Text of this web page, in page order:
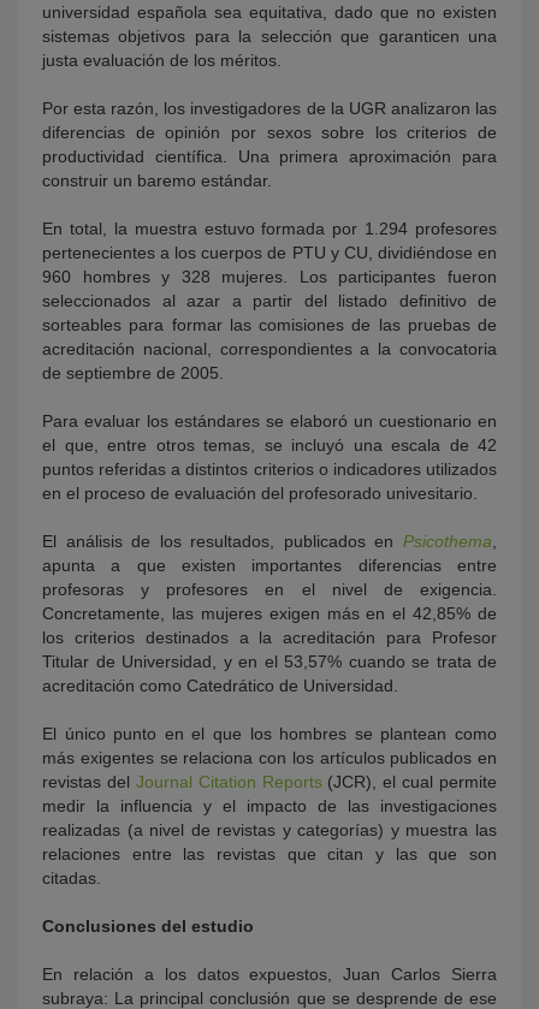
universidad española sea equitativa, dado que no existen
sistemas objetivos para la selección que garanticen una
justa evaluación de los méritos.
Por esta razón, los investigadores de la UGR analizaron las
diferencias de opinión por sexos sobre los criterios de
productividad científica. Una primera aproximación para
construir un baremo estándar.
En total, la muestra estuvo formada por 1.294 profesores
pertenecientes a los cuerpos de PTU y CU, dividiéndose en
960 hombres y 328 mujeres. Los participantes fueron
seleccionados al azar a partir del listado definitivo de
sorteables para formar las comisiones de las pruebas de
acreditación nacional, correspondientes a la convocatoria
de septiembre de 2005.
Para evaluar los estándares se elaboró un cuestionario en
el que, entre otros temas, se incluyó una escala de 42
puntos referidas a distintos criterios o indicadores utilizados
en el proceso de evaluación del profesorado univesitario.
El análisis de los resultados, publicados en Psicothema
apunta a que existen importantes diferencias entre
profesoras y profesores en el nivel de exigencia.
Concretamente, las mujeres exigen más en el 42,85% de
los criterios destinados a la acreditación para Profesor
Titular de Universidad, y en el 53,57% cuando se trata de
acreditación como Catedrático de Universidad.
El único punto en el que los hombres se plantean como
más exigentes se relaciona con los artículos publicados en
revistas del Journal Citation Reports(JCR), el cual permite
medir la influencia y el impacto de las investigaciones
realizadas (a nivel de revistas y categorías) y muestra las
relaciones entre las revistas que citan y las que son
citadas.
Conclusiones del estudio
En relación a los datos expuestos, Juan Carlos Sierra
subraya: La principal conclusión que se desprende de ese